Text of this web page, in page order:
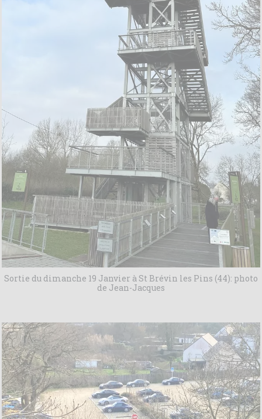
Sortie du dimanche 19 Janvier à St Brévin les Pins (44): photo
de Jean-Jacques